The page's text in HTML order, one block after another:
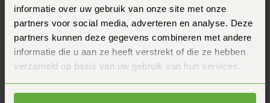
informatie over uw gebruik van onze site met onze
partners voor social media, adverteren en analyse. Deze
partners kunnen deze gegevens combineren met andere
informatie die u aan ze heeft verstrekt of die ze hebben
verzameld op basis van uw gebruik van hun services.